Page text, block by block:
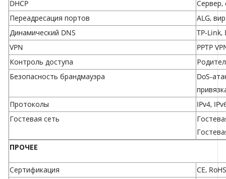
DHCP
Сервер,
Переадресация портов
ALG,
Динамический DNS
TP-Link,
VPN
PPTP
Контроль доступа
Безопасность брандмауэра
DoS-
Протоколы
IPv4,
Гостевая сеть
ПРОЧЕЕ
Сертификация
CE, RoHS